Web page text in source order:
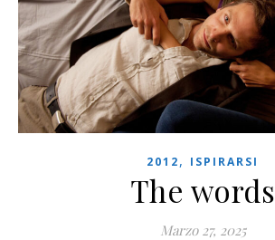
2012, ISPIRARSI
The words
Marzo 27, 2025